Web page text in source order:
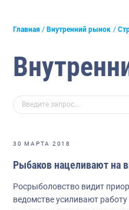
Главная Внутренний рынок
30 МАРТА 2018
Рыбаков нацеливают на
Росрыболовство видит
ведомстве усиливают